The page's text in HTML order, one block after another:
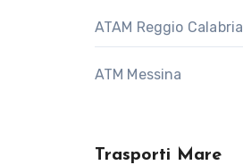
ATAM Reggio Calabria
ATM Messina
Trasporti Mare